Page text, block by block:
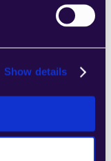
Show details
Reihe